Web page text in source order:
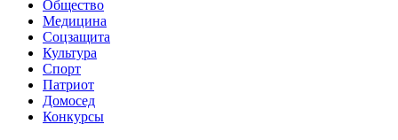
Общество
Медицина
Соцзащита
Культура
Спорт
Патриот
Домосед
Конкурсы